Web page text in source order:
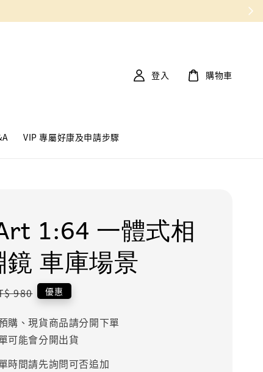
VIP 專屬好康及申請步驟
登入 購物車
1:64 一體式相
車庫場景
980 優惠
購、現貨商品請分開下單
可能會分開出貨
時間請先詢問可否追加